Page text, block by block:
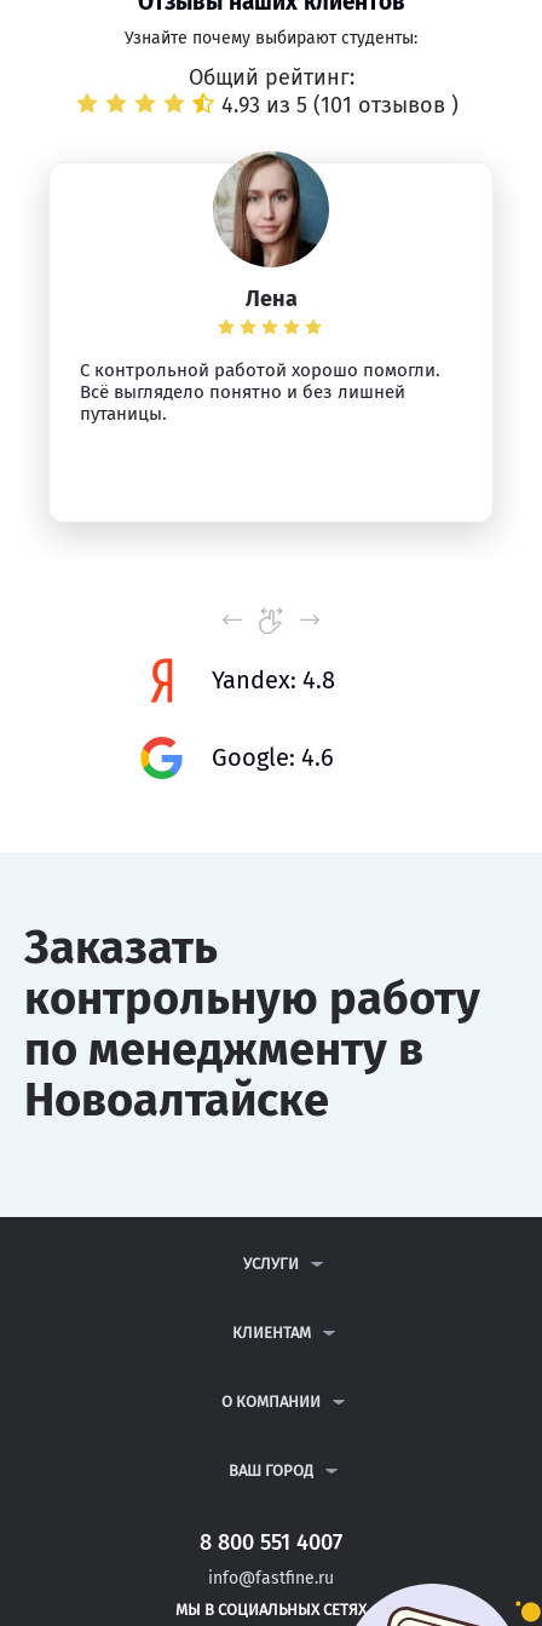
Узнайте почему выбирают студенты:
Общий рейтинг:
4.93 из 5 (101 отзывов )
Лена
С контрольной работой хорошо помогли.
Всё выглядело понятно и без лишней
путаницы.
Yandex: 4.8
Google: 4.6
Заказать
контрольную работу
по менеджменту в
Новоалтайске
УСЛУГИ
ДИПЛОМНЫЕ РАБОТЫ
РЕФЕРАТЫ
КЛИЕНТАМ
ВОПРОСЫ И ОТВЕТЫ
ПОЛИТИКА КОНФИДЕНЦИАЛЬНОСТИ
О КОМПАНИИ
КОНТАКТЫ
ВАШ ГОРОД
САНКТ-ПЕТЕРБУРГ
СОРОЧИНСК
ЮРЬЕВ-ПОЛЬСКИЙ
8 800 551 4007
info@fastfine.ru
МЫ В СОЦИАЛЬНЫХ СЕТЯХ